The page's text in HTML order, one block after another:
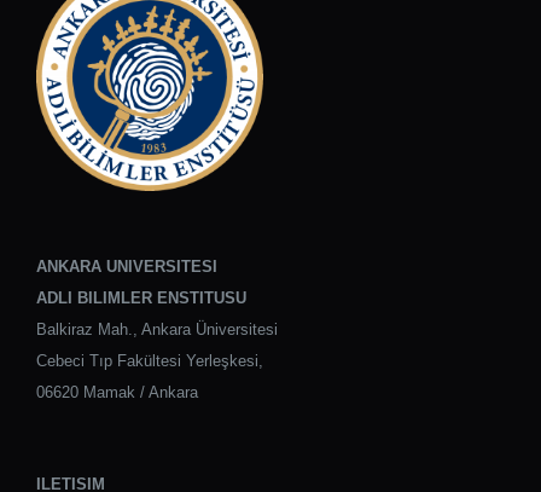
ANKARA UNIVERSITESI
ADLI BILIMLER ENSTITUSU
Balkiraz Mah., Ankara Üniversitesi
Cebeci Tıp Fakültesi Yerleşkesi,
06620 Mamak / Ankara
ILETISIM